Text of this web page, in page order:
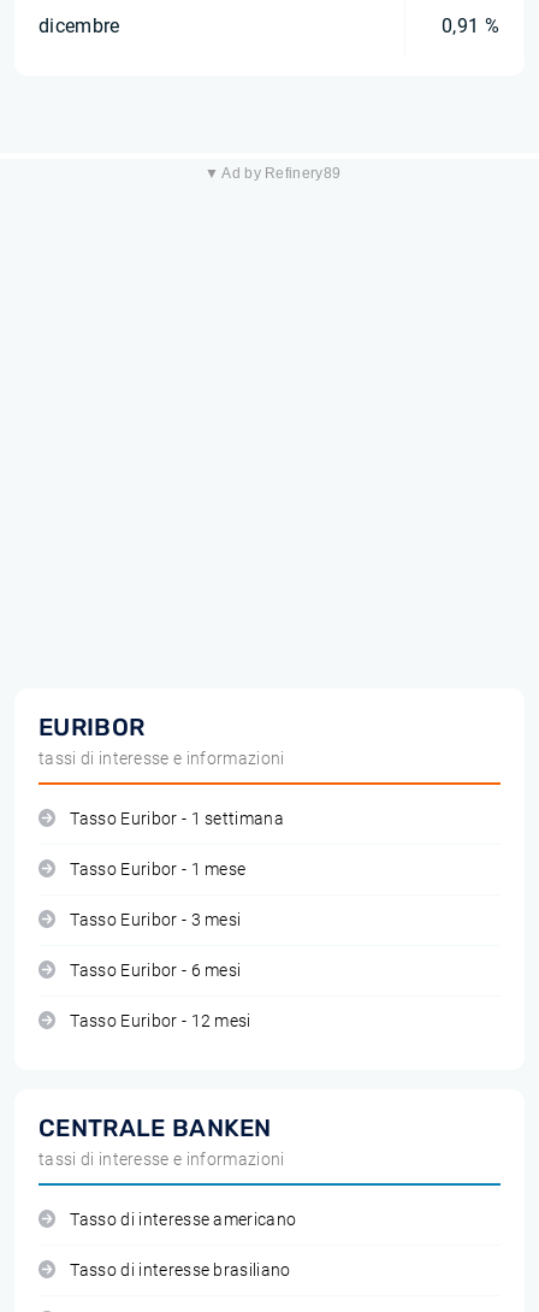
dicembre 0,91 %
▼ Ad by Refinery89
EURIBOR
tassi di interesse e informazioni
Tasso Euribor - 1 settimana
Tasso Euribor - 1 mese
Tasso Euribor - 3 mesi
Tasso Euribor - 6 mesi
Tasso Euribor - 12 mesi
CENTRALE BANKEN
tassi di interesse e informazioni
Tasso di interesse americano
Tasso di interesse brasiliano